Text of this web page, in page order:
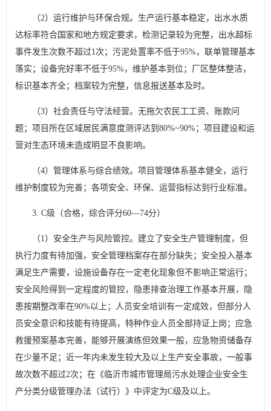
（2）运行维护与环保合规。生产运行基本稳定，出水水质
达标率符合国家和地方规定要求，检测记录较为完整，出水超标
事件发生次数不超过1次；污泥处置率不低于95%，联单管理基本
落实；设备完好率不低于95%，维护基本到位；厂区整体整洁，
标识基本齐全；档案较为完整，信息报送基本及时。
（3）社会责任与守法经营。无拖欠农民工工资、账款问
题；项目所在区域居民满意度测评达到80%~90%；项目建设和运
营对生态环境未造成明显不良影响。
（4）管理体系与综合绩效。项目管理体系基本健全，运行
维护制度较为完善；各项安全、环保、运营指标达到行业标准。
3. C级（合格，综合评分60—74分）
（1）安全生产与风险管控。建立了安全生产管理制度，但
执行力度有待加强，安全管理档案存在部分缺失；安全投入基本
满足生产需要，设施设备存在一定老化现象但不影响正常运行；
安全风险得到一定程度的管控，隐患排查治理工作基本开展，隐
患按期整改率在90%以上；人员安全培训有一定成效，但部分人
员安全意识和技能有待提高，特种作业人员全部持证上岗；应急
救援预案基本完善，能够开展演练但效果一般，应急物资储备存
在少量不足；近一年内未发生较大及以上生产安全事故，一般事
故次数不超过2次；在《临沂市城市管理局污水处理企业安全生
产分类分级管理办法（试行）》中评定为C级及以上。